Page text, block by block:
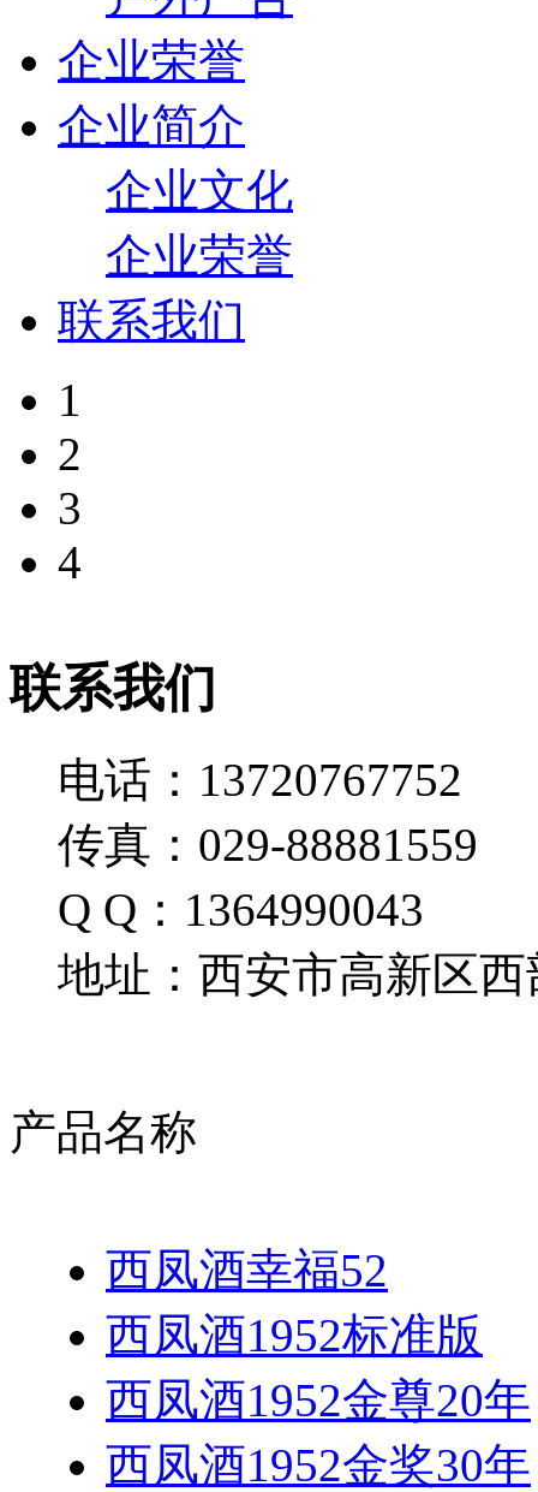
企业荣誉
企业简介
企业文化
企业荣誉
联系我们
1
2
3
4
联系我们
电话：13720767752
传真：029-88881559
Q Q：1364990043
地址：西安市高新区西
产品名称
西凤酒幸福52
西凤酒1952标准版
西凤酒1952金尊20年
西凤酒1952金奖30年